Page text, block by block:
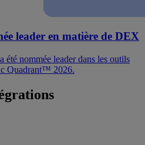
leader en matière de DEX
été nommée leader dans les outils
Quadrant™ 2026.